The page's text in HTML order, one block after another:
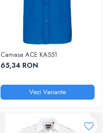
Camasa ACE KA551
65,34 RON
Vezi Variante